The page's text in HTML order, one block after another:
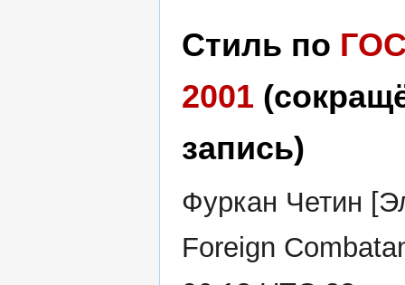
Стиль по
2001
запись)
Фуркан Четин
Foreign